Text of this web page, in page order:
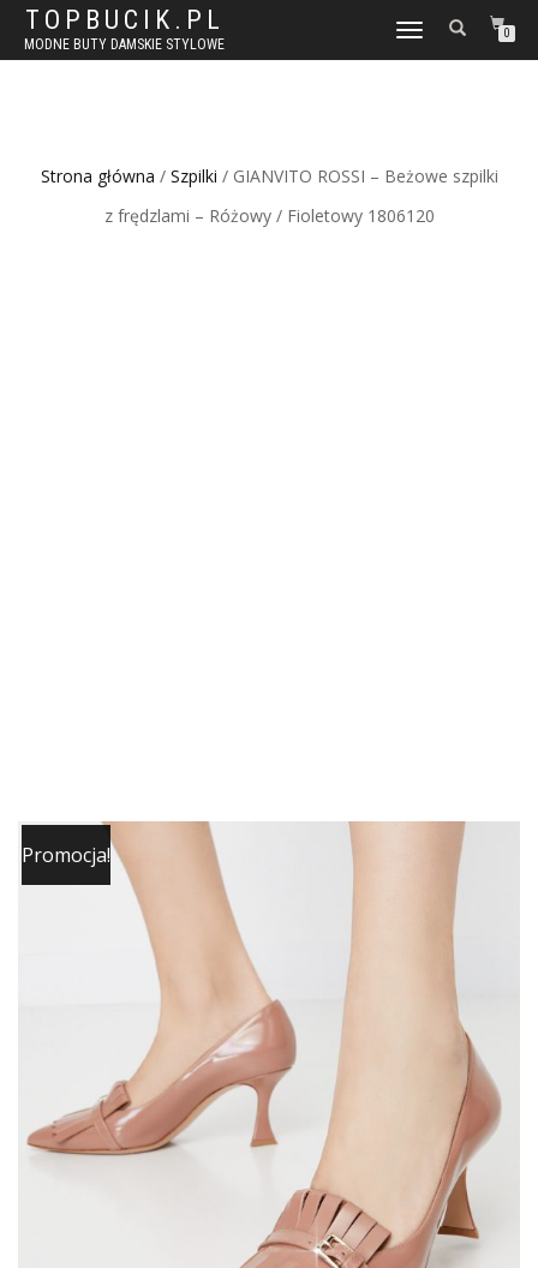
TOPBUCIK.PL
MODNE BUTY DAMSKIE STYLOWE
WŁĄCZ
NAWIGACJĘ
0
Strona główna / Szpilki / GIANVITO ROSSI – Beżowe szpilki
z frędzlami – Różowy / Fioletowy 1806120
Promocja!